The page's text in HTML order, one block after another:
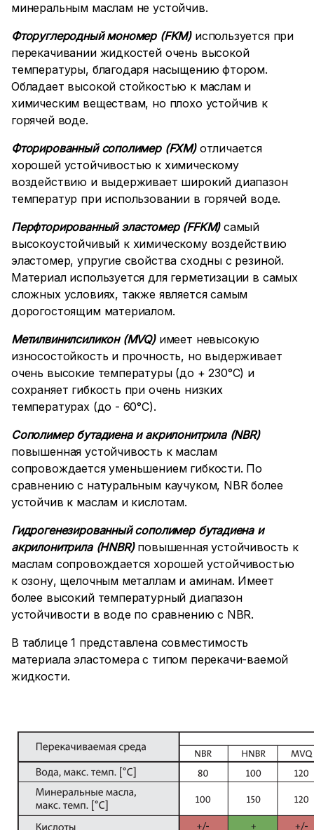
минеральным маслам не устойчив.
Фторуглеродный мономер (FKM)используется при
перекачивании жидкостей очень высокой
температуры, благодаря насыщению фтором.
Обладает высокой стойкостью к маслам и
химическим веществам, но плохо устойчив к
горячей воде.
Фторированный сополимер (FXM)отличается
хорошей устойчивостью к химическому
воздействию и выдерживает широкий диапазон
температур при использовании в горячей воде.
Перфторированный эластомер (FFKM)самый
высокоустойчивый к химическому воздействию
эластомер, упругие свойства сходны с резиной.
Материал используется для герметизации в самых
сложных условиях, также является самым
дорогостоящим материалом.
Метилвинилсиликон (MVQ)имеет невысокую
износостойкость и прочность, но выдерживает
очень высокие температуры (до + 230°C) и
сохраняет гибкость при очень низких
температурах (до - 60°C).
Сополимер бутадиена и акрилонитрила (NBR)
повышенная устойчивость к маслам
сопровождается уменьшением гибкости. По
сравнению с натуральным каучуком, NBR более
устойчив к маслам и кислотам.
Гидрогенезированный сополимер бутадиена и
акрилонитрила (HNBR)повышенная устойчивость к
маслам сопровождается хорошей устойчивостью
к озону, щелочным металлам и аминам. Имеет
более высокий температурный диапазон
устойчивости в воде по сравнению с NBR.
В таблице 1 представлена совместимость
материала эластомера с типом перекачи-ваемой
жидкости.